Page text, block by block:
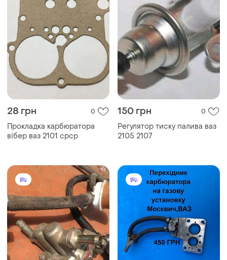
28 грн 0
Прокладка карбюратора
вібер ваз 2101 срср
150 грн 0
Регулятор тиску палива ваз
2105 2107